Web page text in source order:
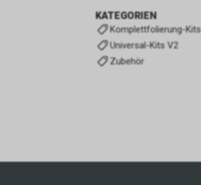
KATEGORIEN
Komplettfolierung-Kits
Universal-Kits V2
Zubehör